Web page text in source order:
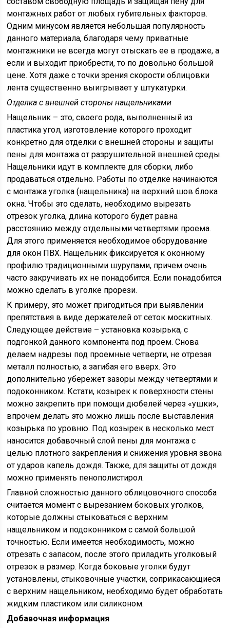
монтажных работ от любых губительных факторов.
Одним минусом является небольшая популярность
данного материала, благодаря чему приватные
монтажники не всегда могут отыскать ее в продаже, а
если и выходит приобрести, то по довольно большой
цене. Хотя даже с точки зрения скорости облицовки
лента существенно выигрывает у штукатурки.
Отделка с внешней стороны нащельниками
Нащельник – это, своего рода, выполненный из
пластика угол, изготовление которого проходит
конкретно для отделки с внешней стороны и защиты
пены для монтажа от разрушительной внешней среды.
Нащельники идут в комплекте для сборки, либо
продаваться отдельно. Работы по отделке начинаются
с монтажа уголка (нащельника) на верхний шов блока
окна. Чтобы это сделать, необходимо вырезать
отрезок уголка, длина которого будет равна
расстоянию между отдельными четвертями проема.
Для этого применяется необходимое оборудование
для окон ПВХ. Нащельник фиксируется к оконному
профилю традиционными шурупами, причем очень
часто закручивать их не понадобится. Если понадобится
можно сделать в уголке прорези.
К примеру, это может пригодиться при выявлении
препятствия в виде держателей от сеток москитных.
Следующее действие – установка козырька, с
подгонкой данного компонента под проем. Снова
делаем надрезы под проемные четверти, не отрезая
металл полностью, а загибая его вверх. Это
дополнительно убережет зазоры между четвертями и
подоконником. Кстати, козырек к поверхности стены
можно закрепить при помощи дюбелей через «ушки»,
впрочем делать это можно лишь после выставления
козырька по уровню. Под козырек в несколько мест
наносится добавочный слой пены для монтажа с
целью плотного закрепления и снижения уровня звона
от ударов капель дождя. Также, для защиты от дождя
можно применять пенополистирол.
Главной сложностью данного облицовочного способа
считается момент с вырезанием боковых уголков,
которые должны стыковаться с верхним
нащельником и подоконником с самой большой
точностью. Если имеется необходимость, можно
отрезать с запасом, после этого приладить уголковый
отрезок в размер. Когда боковые уголки будут
установлены, стыковочные участки, соприкасающиеся
с верхним нащельником, необходимо будет обработать
жидким пластиком или силиконом.
Добавочная информация